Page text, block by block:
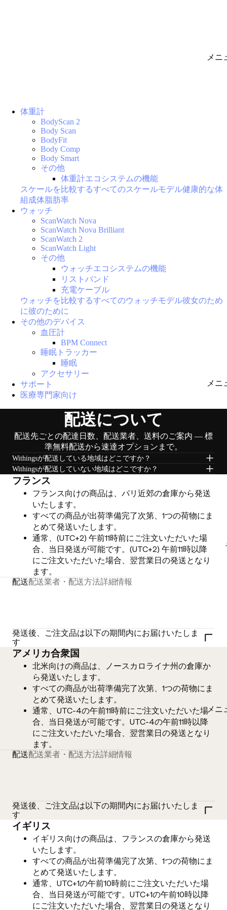
メニ
メニ
メニ
体重計
BodyScan 2
Body Scan
BodyFit
Body Comp
Body Smart
その他
体重計エコシステムの機能
スケールを比較するすべてのスケールモデル健康的な体
組成体脂肪率
ウォッチ
ScanWatch Nova
ScanWatch Nova Brilliant
ScanWatch 2
ScanWatch Light
その他
ウォッチエコシステムの機能
リストバンド
充電ケーブル
ウォッチを比較するすべてのウォッチモデル彼女のため
に彼のために
その他のデバイス
血圧計
BPM Connect
睡眠トラッカー
睡眠
アクセサリー
サポート
医療専門家向け
配送について
配送先ごとの配達日数、配送業者、送料のご案内 — 標
準無料配送から速達オプションまで。
Withingsが配送している地域はどこですか？
Withingsが配送していない地域はどこですか？
フランス
フランス向けの商品は、パリ近郊の倉庫から発送
いたします。
すべての商品が出荷準備完了次第、1つの荷物にま
とめて発送いたします。
通常、(UTC+2) 午前11時前にご注文いただいた場
合、当日発送が可能です。(UTC+2) 午前11時以降
にご注文いただいた場合、翌営業日の発送となり
ます。
配送配送業者・配送方法詳細情報
発送後、ご注文品は以下の期間内にお届けいたしま
す
アメリカ合衆国
北米向けの商品は、ノースカロライナ州の倉庫か
ら発送いたします。
すべての商品が出荷準備完了次第、1つの荷物にま
とめて発送いたします。
通常、UTC-4の午前11時前にご注文いただいた場
合、当日発送が可能です。UTC-4の午前11時以降
にご注文いただいた場合、翌営業日の発送となり
ます。
配送配送業者・配送方法詳細情報
発送後、ご注文品は以下の期間内にお届けいたしま
す
イギリス
イギリス向けの商品は、フランスの倉庫から発送
いたします。
すべての商品が出荷準備完了次第、1つの荷物にま
とめて発送いたします。
通常、UTC+1の午前10時前にご注文いただいた場
合、当日発送が可能です。UTC+1の午前10時以降
にご注文いただいた場合、翌営業日の発送となり